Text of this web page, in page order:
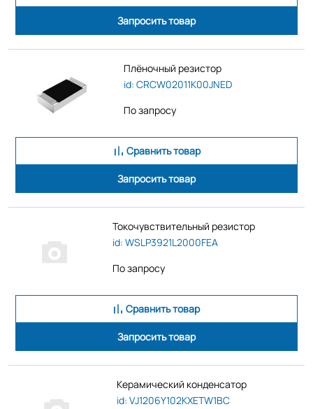
Запросить товар
Плёночный резистор
id: CRCW02011K00JNED
По запросу
Сравнить товар
Запросить товар
Токочувствительный резистор
id: WSLP3921L2000FEA
По запросу
Сравнить товар
Запросить товар
Керамический конденсатор
id: VJ1206Y102KXETW1BC